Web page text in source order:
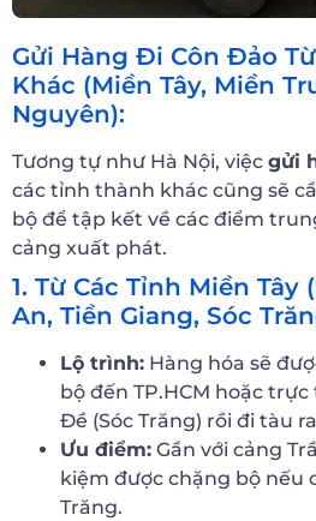
Gửi Hàng Đi Côn Đảo
Khác (Miền Tây, Miền
Nguyên):
Tương tự như Hà Nội, việc gửi
các tỉnh thành khác cũng sẽ
bộ để tập kết về các điểm
cảng xuất phát.
1. Từ Các Tỉnh Miền Tây
An, Tiền Giang, Sóc
Lộ trình: Hàng hóa sẽ
bộ đến TP.HCM hoặc
Đề (Sóc Trăng) rồi đi tàu
Ưu điểm: Gần với cảng
kiệm được chặng bộ nếu
Trăng.